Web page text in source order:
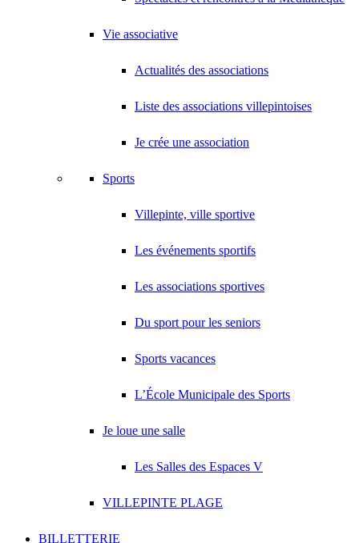
Vie associative
Actualités des associations
Liste des associations villepintoises
Je crée une association
Sports
Villepinte, ville sportive
Les événements sportifs
Les associations sportives
Du sport pour les seniors
Sports vacances
L’École Municipale des Sports
Je loue une salle
Les Salles des Espaces V
VILLEPINTE PLAGE
BILLETTERIE